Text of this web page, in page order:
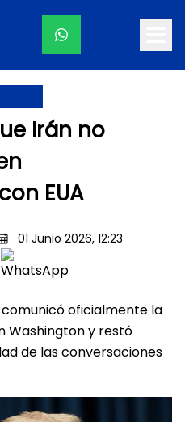
Irán no
EUA
01 Junio 2026, 12:23
oficialmente la
Washington y restó
de las conversaciones